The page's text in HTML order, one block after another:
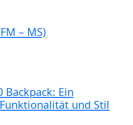
– MS)
Backpack: Ein
und Stil